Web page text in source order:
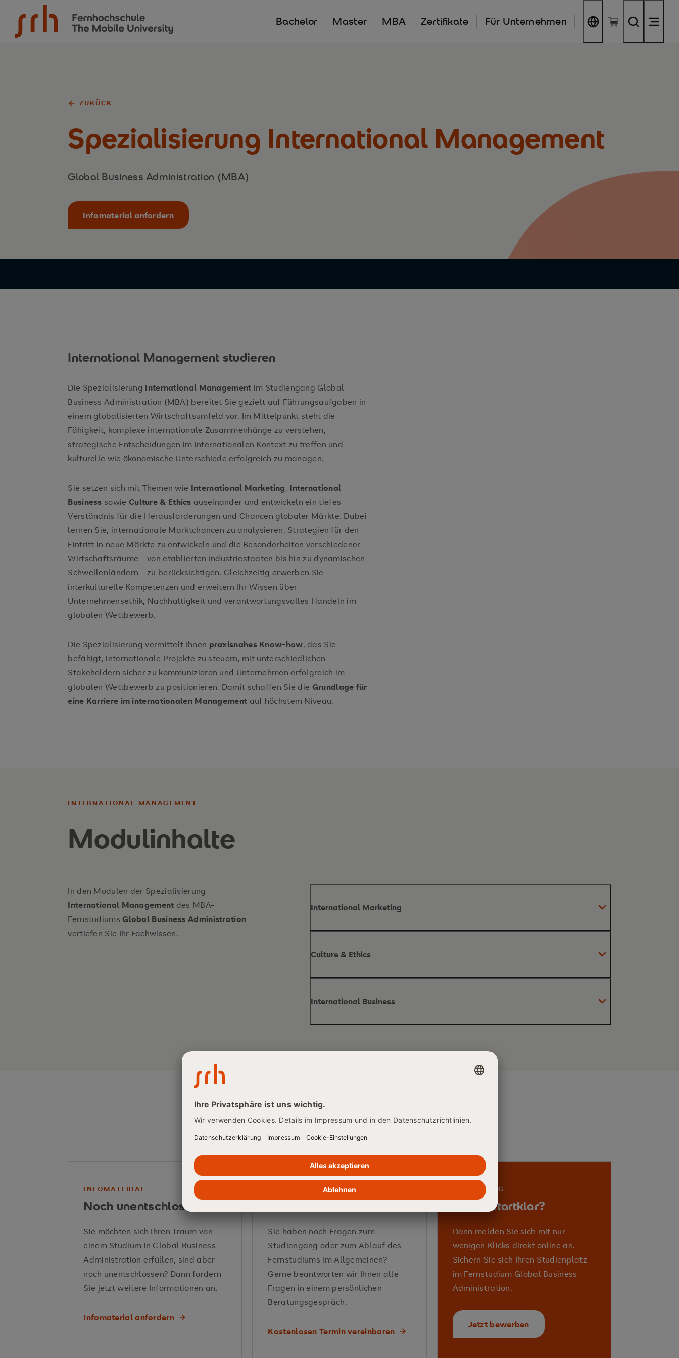
Bachelor Master MBA Zertifikate Für Unternehmen
ZURÜCK
Spezialisierung International Management
Global Business Administration (MBA)
Infomaterial anfordern
International Management studieren
Die Spezialisierung International Management im Studiengang Global
Business Administration (MBA) bereitet Sie gezielt auf Führungsaufgaben in
einem globalisierten Wirtschaftsumfeld vor. Im Mittelpunkt steht die
Fähigkeit, komplexe internationale Zusammenhänge zu verstehen,
strategische Entscheidungen im internationalen Kontext zu treffen und
kulturelle wie ökonomische Unterschiede erfolgreich zu managen.
Sie setzen sich mit Themen wie International Marketing, International
Business sowie Culture & Ethics auseinander und entwickeln ein tiefes
Verständnis für die Herausforderungen und Chancen globaler Märkte. Dabei
lernen Sie, internationale Marktchancen zu analysieren, Strategien für den
Eintritt in neue Märkte zu entwickeln und die Besonderheiten verschiedener
Wirtschaftsräume – von etablierten Industriestaaten bis hin zu dynamischen
Schwellenländern – zu berücksichtigen. Gleichzeitig erwerben Sie
interkulturelle Kompetenzen und erweitern Ihr Wissen über
Unternehmensethik, Nachhaltigkeit und verantwortungsvolles Handeln im
globalen Wettbewerb.
Die Spezialisierung vermittelt Ihnen praxisnahes Know-how, das Sie
befähigt, internationale Projekte zu steuern, mit unterschiedlichen
Stakeholdern sicher zu kommunizieren und Unternehmen erfolgreich im
globalen Wettbewerb zu positionieren. Damit schaffen Sie die Grundlage für
eine Karriere im internationalen Management auf höchstem Niveau.
INTERNATIONAL MANAGEMENT
Modulinhalte
In den Modulen der Spezialisierung
International Management des MBA-
FernstudiumsGlobal Business Administration
vertiefen Sie Ihr Fachwissen.
International Marketing
Standardisierung und Anpassung
internationale Marketingstrategien
sozialer
Verantwortung
Vermittelte Kompetenzen
Culture & Ethics
Corporate Social Responsibility (CSR)
Stakeholder-Theorie
Nachhaltigkeit
Vermittelte Kompetenzen
International Business
Internationalisierung
China
Neue Seidenstraße
INFOMATERIAL
Noch unentschlossen?
Sie möchten sich Ihren Traum von
einem Studium in Global Business
Administration erfüllen, sind aber
noch unentschlossen? Dann fordern
Sie jetzt weitere Informationen an.
Infomaterial anfordern
BERATUNGSTERMIN
Sie haben noch Fragen zum
Studiengang oder zum Ablauf des
Fernstudiums im Allgemeinen?
Gerne beantworten wir Ihnen alle
Fragen in einem persönlichen
Beratungsgespräch.
Kostenlosen Termin vereinbaren
BEWERBUNG
Schon startklar?
Dann melden Sie sich mit nur
wenigen Klicks direkt online an.
Sichern Sie sich Ihren Studienplatz
im Fernstudium Global Business
Administration.
Jetzt bewerben